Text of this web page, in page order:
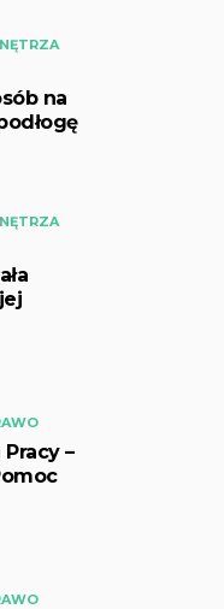
na
–